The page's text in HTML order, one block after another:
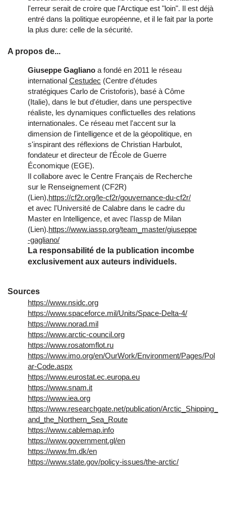
l'erreur serait de croire que l'Arctique est "loin". Il est déjà
entré dans la politique européenne, et il le fait par la porte
la plus dure: celle de la sécurité.
A propos de...
Giuseppe Gagliano a fondé en 2011 le réseau
international Cestudec (Centre d'études
stratégiques Carlo de Cristoforis), basé à Côme
(Italie), dans le but d'étudier, dans une perspective
réaliste, les dynamiques conflictuelles des relations
internationales. Ce réseau met l'accent sur la
dimension de l'intelligence et de la géopolitique, en
s'inspirant des réflexions de Christian Harbulot,
fondateur et directeur de l'École de Guerre
Économique (EGE).
Il collabore avec le Centre Français de Recherche
sur le Renseignement (CF2R)
(Lien),https://cf2r.org/le-cf2r/gouvernance-du-cf2r/
et avec l'Université de Calabre dans le cadre du
Master en Intelligence, et avec l'Iassp de Milan
(Lien).https://www.iassp.org/team_master/giuseppe
-gagliano/
La responsabilité de la publication incombe
exclusivement aux auteurs individuels.
Sources
https://www.nsidc.org
https://www.spaceforce.mil/Units/Space-Delta-4/
https://www.norad.mil
https://www.arctic-council.org
https://www.rosatomflot.ru
https://www.imo.org/en/OurWork/Environment/Pages/Pol
ar-Code.aspx
https://www.eurostat.ec.europa.eu
https://www.snam.it
https://www.iea.org
https://www.researchgate.net/publication/Arctic_Shipping_
and_the_Northern_Sea_Route
https://www.cablemap.info
https://www.government.gl/en
https://www.fm.dk/en
https://www.state.gov/policy-issues/the-arctic/